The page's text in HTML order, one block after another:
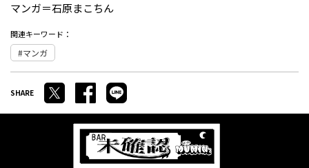
マンガ＝石原まこちん
関連キーワード：
マンガ